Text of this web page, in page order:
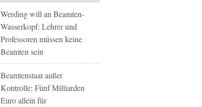
Werding will an Beamten-
Wasserkopf: Lehrer und
Professoren müssen keine
Beamten sein
Beamtenstaat außer
Kontrolle: Fünf Milliarden
Euro allein für